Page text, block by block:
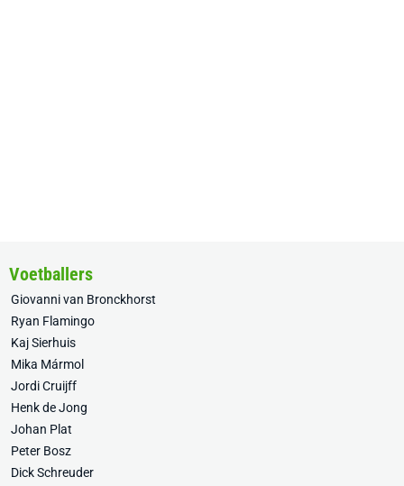
Voetballers
Giovanni van Bronckhorst
Ryan Flamingo
Kaj Sierhuis
Mika Mármol
Jordi Cruijff
Henk de Jong
Johan Plat
Peter Bosz
Dick Schreuder